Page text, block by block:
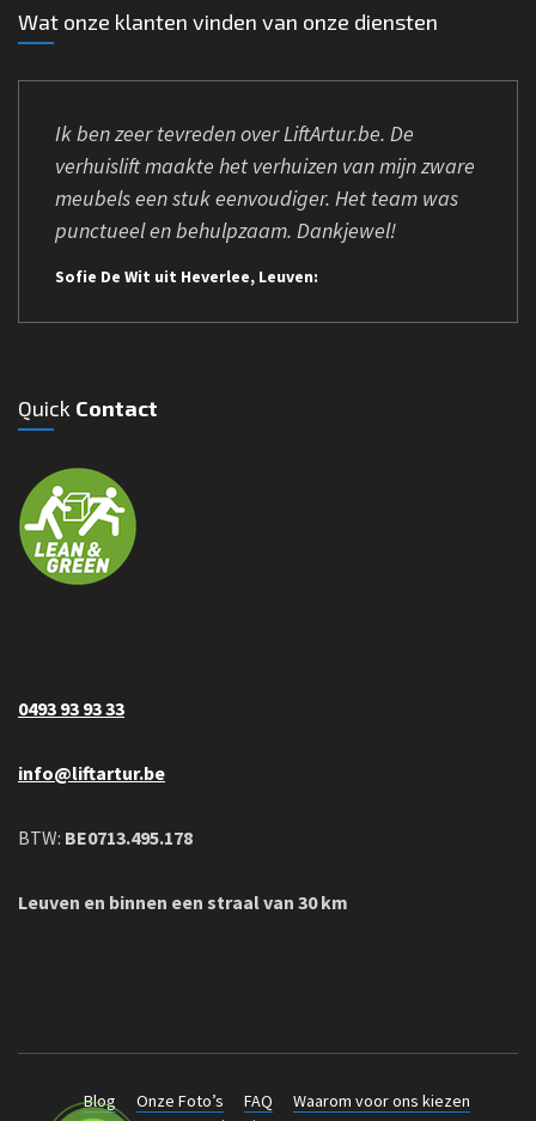
Wat onze klanten vinden van onze diensten
Ik ben zeer tevreden over LiftArtur.be. De
verhuislift maakte het verhuizen van mijn zware
meubels een stuk eenvoudiger. Het team was
punctueel en behulpzaam. Dankjewel!
Sofie De Wit uit Heverlee, Leuven:
Quick Contact
0493 93 93 33
info@liftartur.be
BTW: BE0713.495.178
Leuven en binnen een straal van 30 km
Blog Onze Foto’s FAQ
Waarom voor ons kiezen